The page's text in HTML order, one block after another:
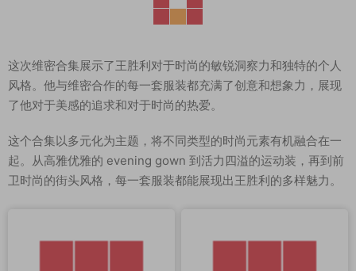
这次维密合集展示了王胜利对于时尚的敏锐洞察力和独特的个人
风格。他与维密合作的每一套服装都充满了创意和想象力，展现
了他对于美感的追求和对于时尚的热爱。
这个合集以多元化为主题，将不同类型的时尚元素有机融合在一
起。从高雅优雅的 evening gown 到活力四溢的运动装，再到前
卫时尚的街头风格，每一套服装都能展现出王胜利的多样魅力。